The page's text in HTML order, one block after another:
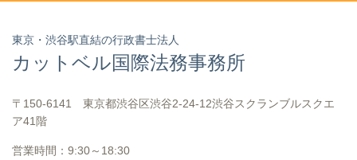
東京・渋谷駅直結の行政書士法人
カットベル国際法務事務所
〒150-6141 東京都渋谷区渋谷2-24-12渋谷スクランブルスクエ
ア41階
営業時間： 9:30～18:30